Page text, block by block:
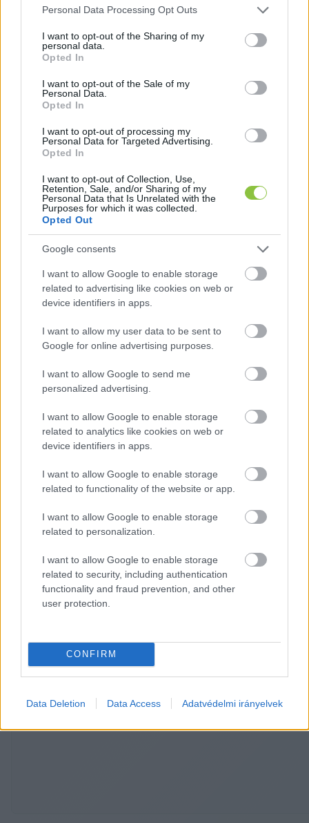
Please note that this website/app uses one or more Google
not limited to your visit or usage behaviour. You may click to
grant or deny consent to Google and its third-party tags to
use your data for below specified purposes in below Google
consent section.
Personal Data Processing Opt Outs
I want to opt-out of the Sharing of my
personal data.
Opted In
I want to opt-out of the Sale of my
Personal Data.
Opted In
I want to opt-out of processing my
Personal Data for Targeted Advertising.
Opted In
I want to opt-out of Collection, Use,
Retention, Sale, and/or Sharing of my
Personal Data that Is Unrelated with the
Purposes for which it was collected.
Opted Out
Google consents
I want to allow Google to enable storage
related to advertising like cookies on web or
device identifiers in apps.
I want to allow my user data to be sent to
Google for online advertising purposes.
I want to allow Google to send me
personalized advertising.
I want to allow Google to enable storage
related to analytics like cookies on web or
device identifiers in apps.
I want to allow Google to enable storage
related to functionality of the website or app.
I want to allow Google to enable storage
related to personalization.
I want to allow Google to enable storage
related to security, including authentication
functionality and fraud prevention, and other
user protection.
CONFIRM
Data Deletion Data Access Adatvédelmi irányelvek
szerda reggel nyolc órától minden szociális
intézmény köteles fogadni a hajlék nélkül
élőket, mindazokat, akik a hideg miatt bajba
jutnak.
Fülöp szerint országosan 83,7 százalék a
hajléktalanszállók férőhely-kihasználtsága, és
felhívta a figyelmet, hogy senki ne kezdje el
fedél nélkül tölteni az éjszakát.
Ahogyan arról a KecsUP Hírek nemrég
beszámolt Kecskeméten jelenleg is maximális
kihasználtsággal működik a hajléktalanszálló
Bár a bekerülésnek alapvetően vannak
rendeletben szabályozott feltételei, vörös kód
esetén a hajléktalanok életének és testi
épségének biztosítása előtérbe kerül a
közegészségügyi szempontokkal szemben.
Ebben az esetben az intézmények
elkülönítéssel oldják meg a befogadást.
kecskeméti hajléktalanszálló engedélyezett
létszáma 75 fő, az átlagos ellátotti létszám
férőhelykihasználtság.
A rendőrség emellett felhívásában azt kérte, ha
nem muszáj, az emberek ne üljenek autóba, ha
pedig ez elkerülhetetlen, takarítsák le az egész
hókupacok komoly problémákat okozhatnak.